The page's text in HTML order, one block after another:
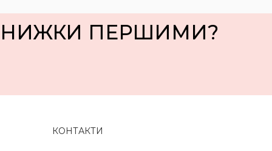
ПЕРШИМИ?
КОНТАКТИ